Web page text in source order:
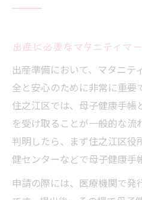
出産に必要なマタニティマ
出産準備において、マタニテ
全と安心のために非常に重要
住之江区では、母子健康手帳
を受け取ることが一般的な流
判明したら、まず住之江区役
健センターなどで母子健康手
申請の際には、医療機関で